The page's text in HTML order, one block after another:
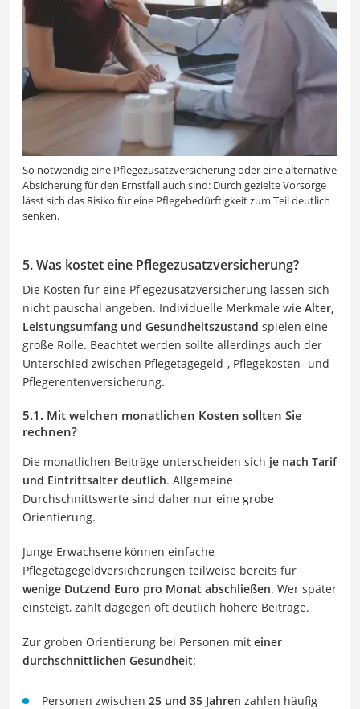
So notwendig eine Pflegezusatzversicherung oder eine alternative
Absicherung für den Ernstfall auch sind: Durch gezielte Vorsorge
lässt sich das Risiko für eine Pflegebedürftigkeit zum Teil deutlich
senken.
5. Was kostet eine Pflegezusatzversicherung?
Die Kosten für eine Pflegezusatzversicherung lassen sich
nicht pauschal angeben. Individuelle Merkmale wie Alter,
Leistungsumfang und Gesundheitszustand spielen eine
große Rolle. Beachtet werden sollte allerdings auch der
Unterschied zwischen Pflegetagegeld-, Pflegekosten- und
Pflegerentenversicherung.
5.1. Mit welchen monatlichen Kosten sollten Sie
rechnen?
Die monatlichen Beiträge unterscheiden sich je nach Tarif
und Eintrittsalter deutlich. Allgemeine
Durchschnittswerte sind daher nur eine grobe
Orientierung.
Junge Erwachsene können einfache
Pflegetagegeldversicherungen teilweise bereits für
wenige Dutzend Euro pro Monat abschließen. Wer später
einsteigt, zahlt dagegen oft deutlich höhere Beiträge.
Zur groben Orientierung bei Personen mit einer
durchschnittlichen Gesundheit:
Personen zwischen 25 und 35 Jahren zahlen häufig